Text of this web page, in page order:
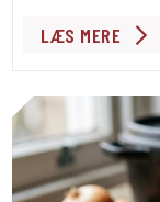
LÆS MERE